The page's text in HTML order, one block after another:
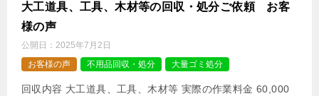
大工道具、工具、木材等の回収・処分ご依頼 お客
様の声
公開日： 2025年7月2日
お客様の声
不用品回収・処分 大量ゴミ処分
回収内容 大工道具、工具、木材等 実際の作業料金 60,000